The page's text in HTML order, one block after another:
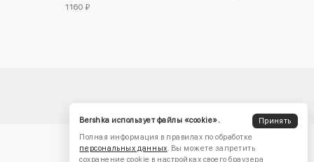
1160 ₽
Bershka использует файлы «cookie».
Принять
Полная информация в правилах по обработке
персональных данных. Вы можете запретить
сохранение cookie в настройках своего браузера